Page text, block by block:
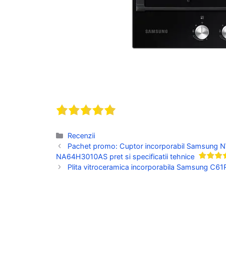
Categorii
Recenzii
Pachet promo: Cuptor incorporabil Samsung
NA64H3010AS pret si specificatii tehnice
Plita vitroceramica incorporabila Samsung